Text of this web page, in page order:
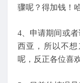
骤呢？得加钱！
4、申请期间或
西亚，所以不
呢，反正各位喜